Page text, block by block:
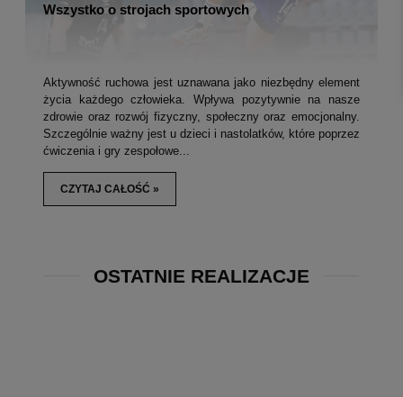
Wszystko o strojach sportowych
Aktywność ruchowa jest uznawana jako niezbędny element
życia każdego człowieka. Wpływa pozytywnie na nasze
zdrowie oraz rozwój fizyczny, społeczny oraz emocjonalny.
Szczególnie ważny jest u dzieci i nastolatków, które poprzez
ćwiczenia i gry zespołowe...
CZYTAJ CAŁOŚĆ »
OSTATNIE REALIZACJE